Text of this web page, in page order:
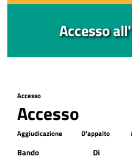
Accesso
Accesso
Accesso
Aggiudicazione D'appalto
Bando Di